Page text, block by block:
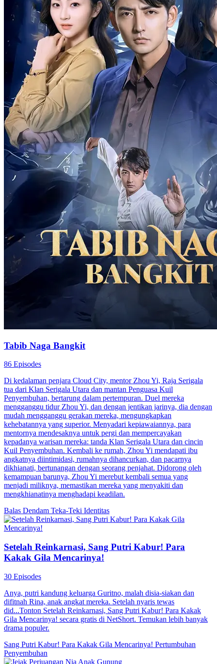
Tabib Naga Bangkit
86 Episodes
Di kedalaman penjara Cloud City, mentor Zhou Yi, Raja Serigala
tua dari Klan Serigala Utara dan mantan Penguasa Kuil
Penyembuhan, bertarung dalam pertempuran. Duel mereka
mengganggu tidur Zhou Yi, dan dengan jentikan jarinya, dia dengan
mudah mengganggu gerakan mereka, mengungkapkan
kehebatannya yang superior. Menyadari kepiawaiannya, para
mentornya mendesaknya untuk pergi dan mempercayakan
kepadanya warisan mereka: tanda Klan Serigala Utara dan cincin
Kuil Penyembuhan. Kembali ke rumah, Zhou Yi mendapati ibu
angkatnya diintimidasi, rumahnya dihancurkan, dan pacarnya
dikhianati, bertunangan dengan seorang penjahat. Didorong oleh
kemampuan barunya, Zhou Yi merebut kembali semua yang
menjadi miliknya, memastikan mereka yang menyakiti dan
mengkhianatinya menghadapi keadilan.
Balas Dendam Teka-Teki Identitas
Setelah Reinkarnasi, Sang Putri Kabur! Para
Kakak Gila Mencarinya!
30 Episodes
Anya, putri kandung keluarga Guritno, malah disia-siakan dan
difitnah Rina, anak angkat mereka. Setelah nyaris tewas
did...Tonton Setelah Reinkarnasi, Sang Putri Kabur! Para Kakak
Gila Mencarinya! secara gratis di NetShort. Temukan lebih banyak
drama populer.
Sang Putri Kabur! Para Kakak Gila Mencarinya! Pertumbuhan
Penyembuhan